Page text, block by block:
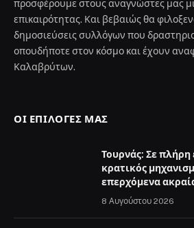
προσφέρουμε στους αναγνώστες μας
επικαιρότητας. Και βεβαιώς θα
δημοσιεύσεις συλλόγων που
οπουδήποτε στον κόσμο και έχουν
Καλαβρύτων.
ΟΙ ΕΠΙΛΟΓΈΣ ΜΑΣ
Τουρνάς: Σε πλήρη
κρατικός
επερχόμενα
8 Αυγούστου 2026